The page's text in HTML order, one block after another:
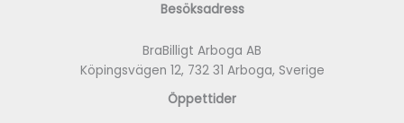
Besöksadress
BraBilligt Arboga AB
Köpingsvägen 12, 732 31 Arboga, Sverige
Öppettider